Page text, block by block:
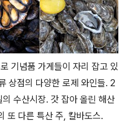
기념품 가게들이 자리 잡고 있
상점의 다양한 로제 와인들. 2
수산시장. 갓 잡아 올린 해산
또 다른 특산 주, 칼바도스.